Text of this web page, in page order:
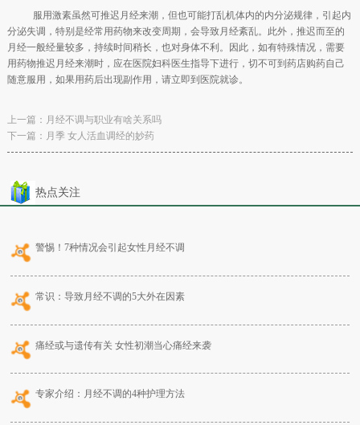
服用激素虽然可推迟月经来潮，但也可能打乱机体内的内分泌规律，引起内
分泌失调，特别是经常用药物来改变周期，会导致月经紊乱。此外，推迟而至的
月经一般经量较多，持续时间稍长，也对身体不利。因此，如有特殊情况，需要
用药物推迟月经来潮时，应在医院妇科医生指导下进行，切不可到药店购药自己
随意服用，如果用药后出现副作用，请立即到医院就诊。
上一篇： 月经不调与职业有啥关系吗
下一篇： 月季 女人活血调经的妙药
热点关注
警惕！7种情况会引起女性月经不调
常识：导致月经不调的5大外在因素
痛经或与遗传有关 女性初潮当心痛经来袭
专家介绍：月经不调的4种护理方法